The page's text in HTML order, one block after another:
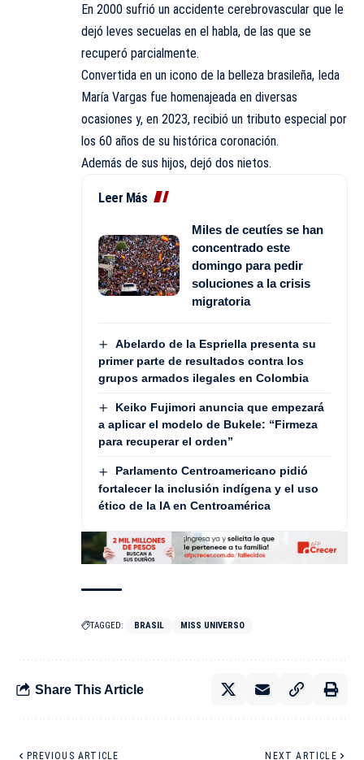
En 2000 sufrió un accidente cerebrovascular que le
dejó leves secuelas en el habla, de las que se
recuperó parcialmente.
Convertida en un icono de la belleza brasileña, Ieda
María Vargas fue homenajeada en diversas
ocasiones y, en 2023, recibió un tributo especial por
los 60 años de su histórica coronación.
Además de sus hijos, dejó dos nietos.
Leer Más
Miles de ceutíes se han
concentrado este
domingo para pedir
soluciones a la crisis
migratoria
Abelardo de la Espriella presenta su
primer parte de resultados contra los
grupos armados ilegales en Colombia
Keiko Fujimori anuncia que empezará
a aplicar el modelo de Bukele: “Firmeza
para recuperar el orden”
Parlamento Centroamericano pidió
fortalecer la inclusión indígena y el uso
ético de la IA en Centroamérica
TAGGED: BRASIL MISS UNIVERSO
Share This Article
PREVIOUS ARTICLE NEXT ARTICLE